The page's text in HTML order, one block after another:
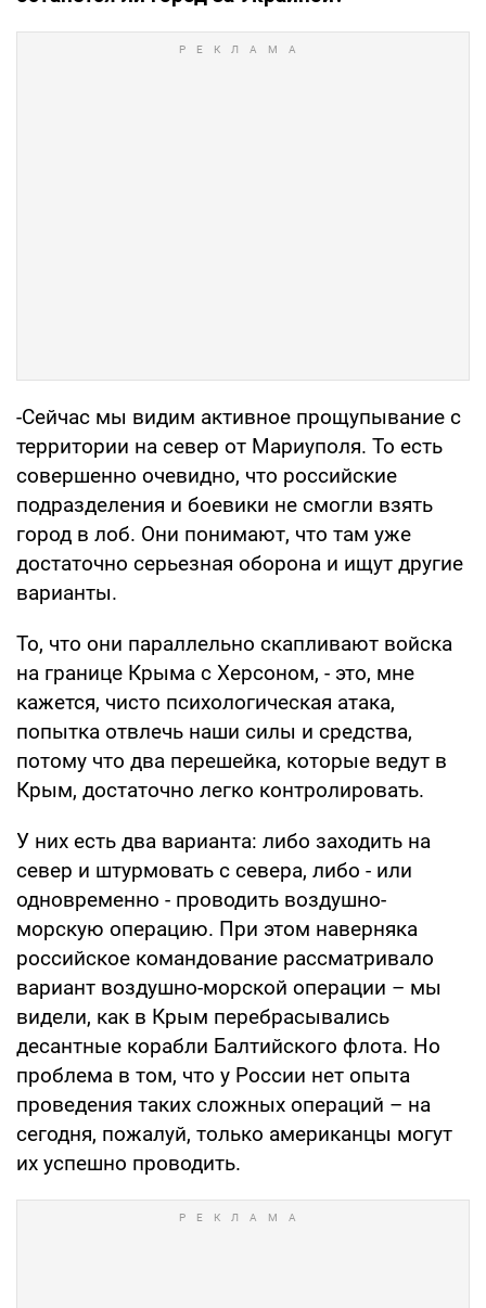
-Сейчас мы видим активное прощупывание с
территории на север от Мариуполя. То есть
совершенно очевидно, что российские
подразделения и боевики не смогли взять
город в лоб. Они понимают, что там уже
достаточно серьезная оборона и ищут другие
варианты.
То, что они параллельно скапливают войска
на границе Крыма с Херсоном, - это, мне
кажется, чисто психологическая атака,
попытка отвлечь наши силы и средства,
потому что два перешейка, которые ведут в
Крым, достаточно легко контролировать.
У них есть два варианта: либо заходить на
север и штурмовать с севера, либо - или
одновременно - проводить воздушно-
морскую операцию. При этом наверняка
российское командование рассматривало
вариант воздушно-морской операции – мы
видели, как в Крым перебрасывались
десантные корабли Балтийского флота. Но
проблема в том, что у России нет опыта
проведения таких сложных операций – на
сегодня, пожалуй, только американцы могут
их успешно проводить.